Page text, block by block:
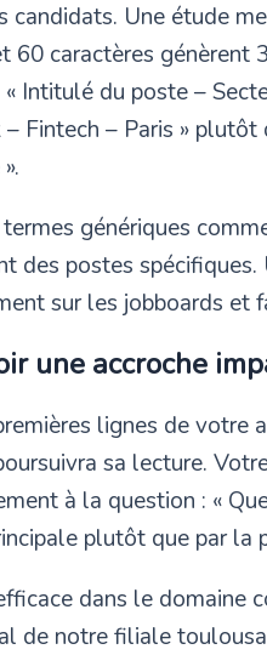
candidats. Une étude
60 caractères génèrent
Intitulé du poste –
Fintech – Paris »
génériques
des postes
sur les jobboards
une accroche
lignes de votre
sa lecture.
à la question : «
plutôt que par la
dans le domaine
de notre filiale